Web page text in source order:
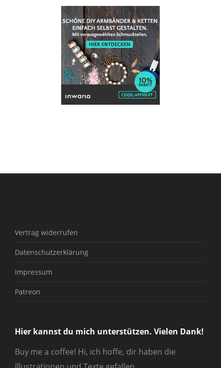
Vertrag widerrufen
Datenschutzerklärung
Impressum
Patreon
Hier kannst du mich unterstützen. Vielen Dank!
Buy me a coffee! Hi, ich hoffe, dir haben die